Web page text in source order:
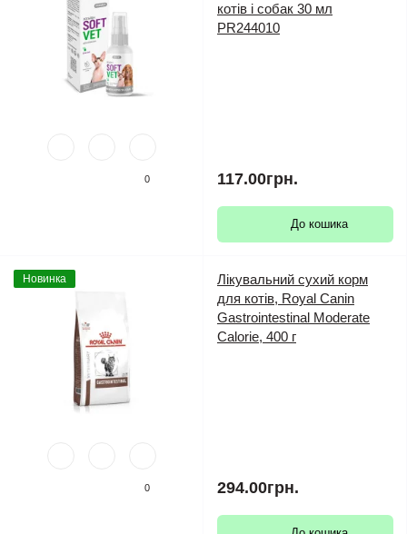
0
котів і собак 30 мл
PR244010
117.00грн.
До кошика
Новинка
0
Лікувальний сухий корм
для котів, Royal Canin
Gastrointestinal Moderate
Calorie, 400 г
294.00грн.